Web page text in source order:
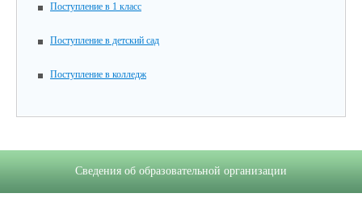
Поступление в 1 класс
Поступление в детский сад
Поступление в колледж
Сведения об образовательной организации